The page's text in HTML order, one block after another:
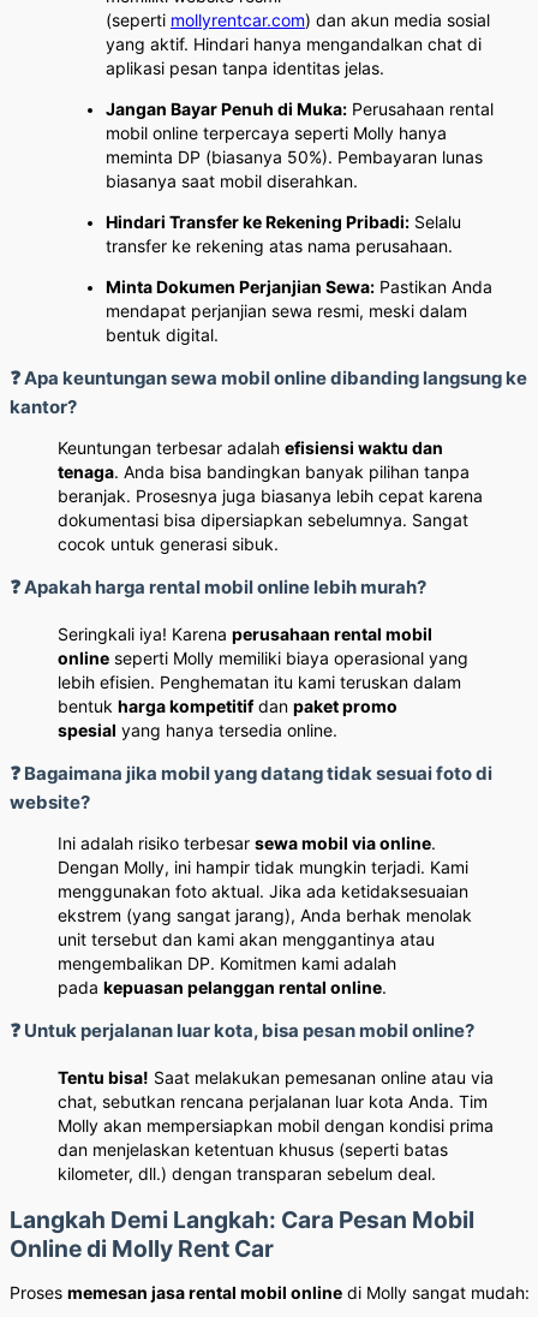
(seperti mollyrentcar.com) dan akun media sosial
yang aktif. Hindari hanya mengandalkan chat di
aplikasi pesan tanpa identitas jelas.
Jangan Bayar Penuh di Muka: Perusahaan rental
mobil online terpercaya seperti Molly hanya
meminta DP (biasanya 50%). Pembayaran lunas
biasanya saat mobil diserahkan.
Hindari Transfer ke Rekening Pribadi: Selalu
transfer ke rekening atas nama perusahaan.
Minta Dokumen Perjanjian Sewa: Pastikan Anda
mendapat perjanjian sewa resmi, meski dalam
bentuk digital.
❓ Apa keuntungan sewa mobil online dibanding langsung ke
kantor?
Keuntungan terbesar adalah efisiensi waktu dan
tenaga. Anda bisa bandingkan banyak pilihan tanpa
beranjak. Prosesnya juga biasanya lebih cepat karena
dokumentasi bisa dipersiapkan sebelumnya. Sangat
cocok untuk generasi sibuk.
❓ Apakah harga rental mobil online lebih murah?
Seringkali iya! Karena perusahaan rental mobil
online seperti Molly memiliki biaya operasional yang
lebih efisien. Penghematan itu kami teruskan dalam
bentuk harga kompetitifdan paket promo
spesial yang hanya tersedia online.
❓ Bagaimana jika mobil yang datang tidak sesuai foto di
website?
Ini adalah risiko terbesar sewa mobil via online.
Dengan Molly, ini hampir tidak mungkin terjadi. Kami
menggunakan foto aktual. Jika ada ketidaksesuaian
ekstrem (yang sangat jarang), Anda berhak menolak
unit tersebut dan kami akan menggantinya atau
mengembalikan DP. Komitmen kami adalah
pada kepuasan pelanggan rental online.
❓ Untuk perjalanan luar kota, bisa pesan mobil online?
Tentu bisa! Saat melakukan pemesanan online atau via
chat, sebutkan rencana perjalanan luar kota Anda. Tim
Molly akan mempersiapkan mobil dengan kondisi prima
dan menjelaskan ketentuan khusus (seperti batas
kilometer, dll.) dengan transparan sebelum deal.
Langkah Demi Langkah: Cara Pesan Mobil
Online di Molly Rent Car
Proses memesan jasa rental mobil online di Molly sangat mudah: